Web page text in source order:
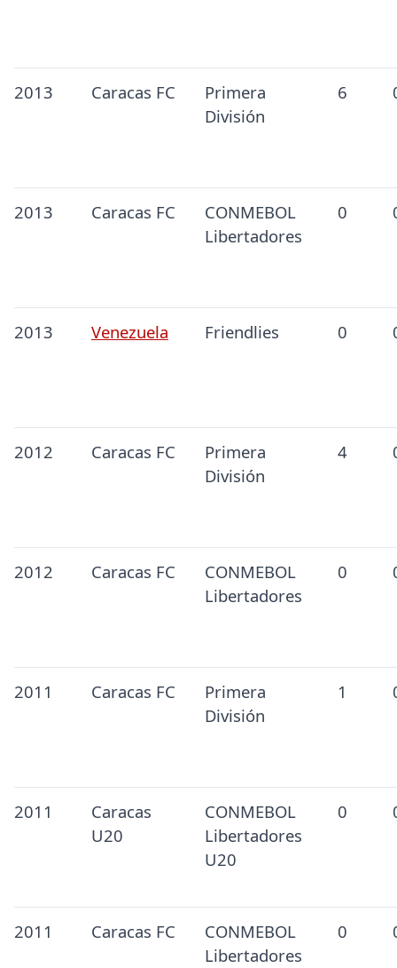
2013 Caracas FC
Primera
División
6
2013 Caracas FC
CONMEBOL
Libertadores
0
2013 Venezuela Friendlies 0
2012 Caracas FC
Primera
División
4
2012 Caracas FC
CONMEBOL
Libertadores
0
2011 Caracas FC
Primera
División
1
2011
Caracas
U20
CONMEBOL
Libertadores
U20
0
2011 Caracas FC
CONMEBOL
Libertadores
0